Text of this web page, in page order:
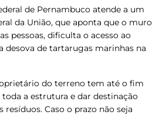
de Pernambuco atende a um
da União, que aponta que o muro
pessoas, dificulta o acesso ao
desova de tartarugas marinhas na
do terreno tem até o fim
a estrutura e dar destinação
resíduos. Caso o prazo não seja